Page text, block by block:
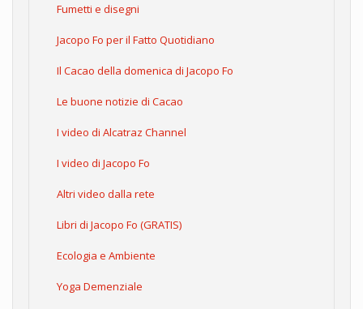
Fumetti e disegni
Jacopo Fo per il Fatto Quotidiano
Il Cacao della domenica di Jacopo Fo
Le buone notizie di Cacao
I video di Alcatraz Channel
I video di Jacopo Fo
Altri video dalla rete
Libri di Jacopo Fo (GRATIS)
Ecologia e Ambiente
Yoga Demenziale